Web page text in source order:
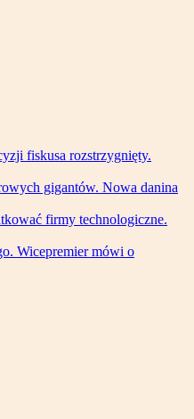
fiskusa rozstrzygnięty.
gigantów. Nowa danina
firmy technologiczne.
Wicepremier mówi o